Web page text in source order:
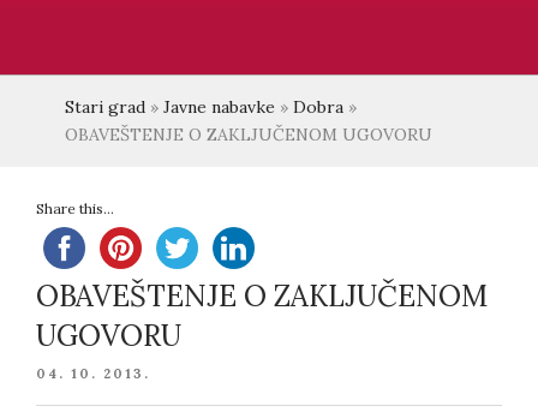
Stari grad » Javne nabavke » Dobra »
OBAVEŠTENJE O ZAKLJUČENOM UGOVORU
Share this...
OBAVEŠTENJE O ZAKLJUČENOM
UGOVORU
POSTED
04. 10. 2013.